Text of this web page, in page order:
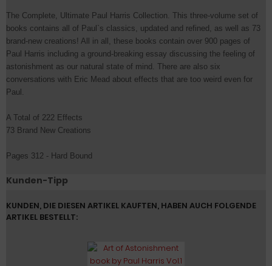
The Complete, Ultimate Paul Harris Collection. This three-volume set of
books contains all of Paul`s classics, updated and refined, as well as 73
brand-new creations! All in all, these books contain over 900 pages of
Paul Harris including a ground-breaking essay discussing the feeling of
astonishment as our natural state of mind. There are also six
conversations with Eric Mead about effects that are too weird even for
Paul.
A Total of 222 Effects
73 Brand New Creations
Pages 312 - Hard Bound
Kunden-Tipp
KUNDEN, DIE DIESEN ARTIKEL KAUFTEN, HABEN AUCH FOLGENDE
ARTIKEL BESTELLT: